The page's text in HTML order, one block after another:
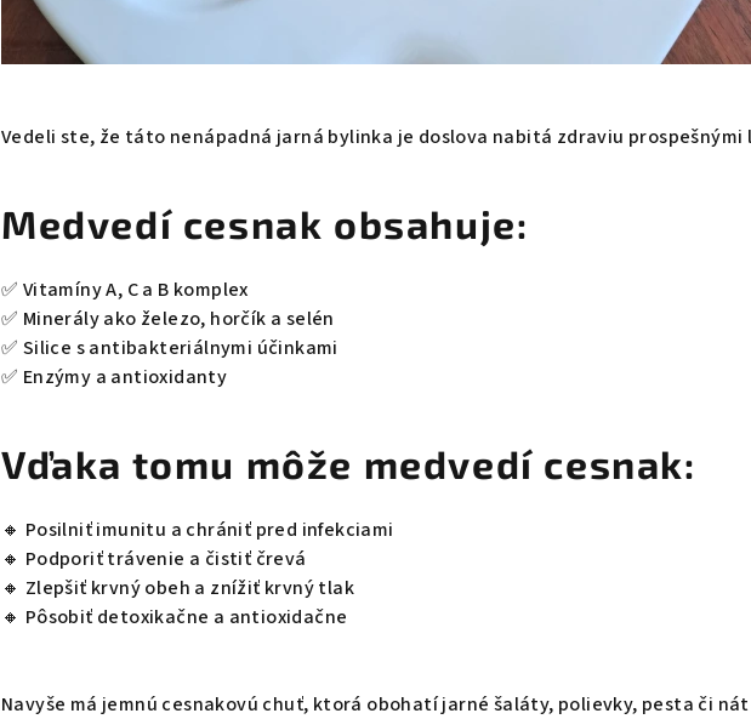
Vedeli ste, že táto nenápadná jarná bylinka je doslova nabitá zdraviu prospešnými
Medvedí cesnak obsahuje:
✅ Vitamíny A, C a B komplex
✅ Minerály ako železo, horčík a selén
✅ Silice s antibakteriálnymi účinkami
✅ Enzýmy a antioxidanty
Vďaka tomu môže medvedí cesnak:
🔸 Posilniť imunitu a chrániť pred infekciami
🔸 Podporiť trávenie a čistiť črevá
🔸 Zlepšiť krvný obeh a znížiť krvný tlak
🔸 Pôsobiť detoxikačne a antioxidačne
Navyše má jemnú cesnakovú chuť, ktorá obohatí jarné šaláty, polievky, pesta či